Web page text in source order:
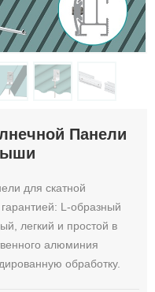
Панели
для скатной
L-образный
легкий и простой в
алюминия
обработку.